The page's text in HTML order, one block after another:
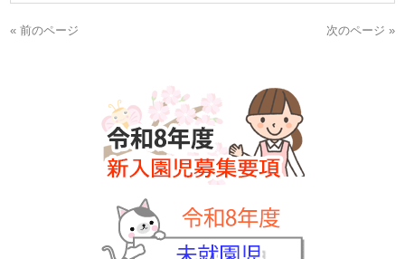
« 前のページ 次のページ »